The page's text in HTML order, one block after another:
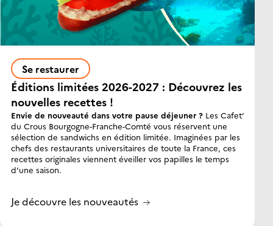
Se restaurer
Éditions limitées 2026-2027 : Découvrez les
nouvelles recettes !
Envie de nouveauté dans votre pause déjeuner ? Les Cafet’
du Crous Bourgogne-Franche-Comté vous réservent une
sélection de sandwichs en édition limitée. Imaginées par les
chefs des restaurants universitaires de toute la France, ces
recettes originales viennent éveiller vos papilles le temps
d’une saison.
Je découvre les nouveautés